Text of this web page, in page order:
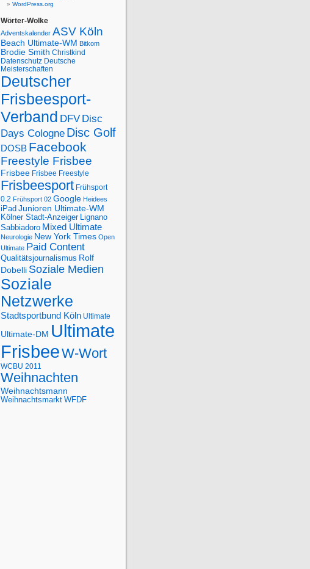
WordPress.org
Wörter-Wolke
Adventskalender ASV Köln
Beach Ultimate-WM Bitkom
Brodie Smith Christkind
Datenschutz Deutsche
Meisterschaften
Deutscher
Frisbeesport-
Verband DFV Disc
Days Cologne Disc Golf
DOSB Facebook
Freestyle Frisbee
Frisbee Frisbee Freestyle
Frisbeesport Frühsport
0.2 Frühsport 02 Google Heidees
iPad Junioren Ultimate-WM
Kölner Stadt-Anzeiger Lignano
Sabbiadoro Mixed Ultimate
Neurologie New York Times Open
Ultimate Paid Content
Qualitätsjournalismus Rolf
Dobelli Soziale Medien
Soziale
Netzwerke
Stadtsportbund Köln Ultimate
Ultimate-DM Ultimate
FrisbeeW-Wort
WCBU 2011
Weihnachten
Weihnachtsmann
Weihnachtsmarkt WFDF